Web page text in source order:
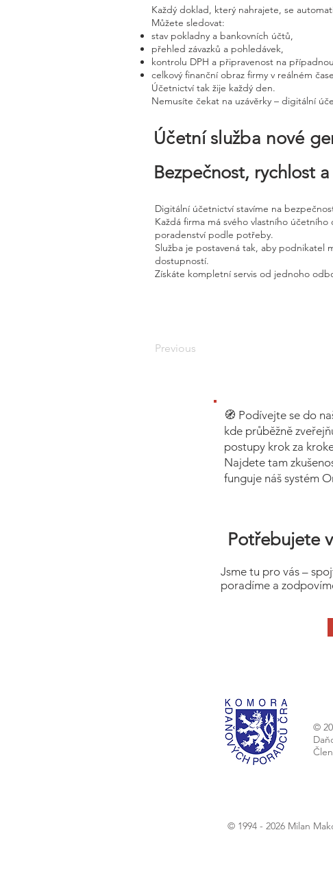
Každý doklad, který nahrajete, se
Můžete sledovat:
stav pokladny a bankovních účtů,
přehled závazků a pohledávek,
kontrolu DPH a připravenost na
celkový finanční obraz firmy v reálném
Účetnictví tak žije každý den.
Nemusíte čekat na uzávěrky – digitální
Účetní služba nové
Bezpečnost, rychlost
Digitální účetnictví stavíme na
Každá firma má svého vlastního
poradenství podle potřeby.
Služba je postavená tak, aby podnikatel
dostupností.
Získáte kompletní servis od jednoho
Previous
🧭 Podívejte se do
kde průběžně
postupy krok za
Najdete tam
funguje náš systém
Potřebujete
Jsme tu pro vás –
poradíme a
©
© 1994 - 2026 Milan